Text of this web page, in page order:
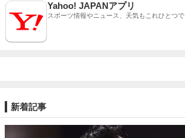
Yahoo! JAPANアプリ
スポーツ情報やニュース、天気もこれひとつで
新着記事